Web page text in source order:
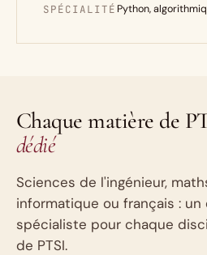
SPÉCIALITÉ Python,
Chaque matière de
dédié
Sciences de l'ingénieur,
informatique ou français : un
spécialiste pour chaque
de PTSI.